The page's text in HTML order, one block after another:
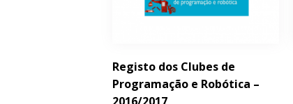
Registo dos Clubes de
Programação e Robótica –